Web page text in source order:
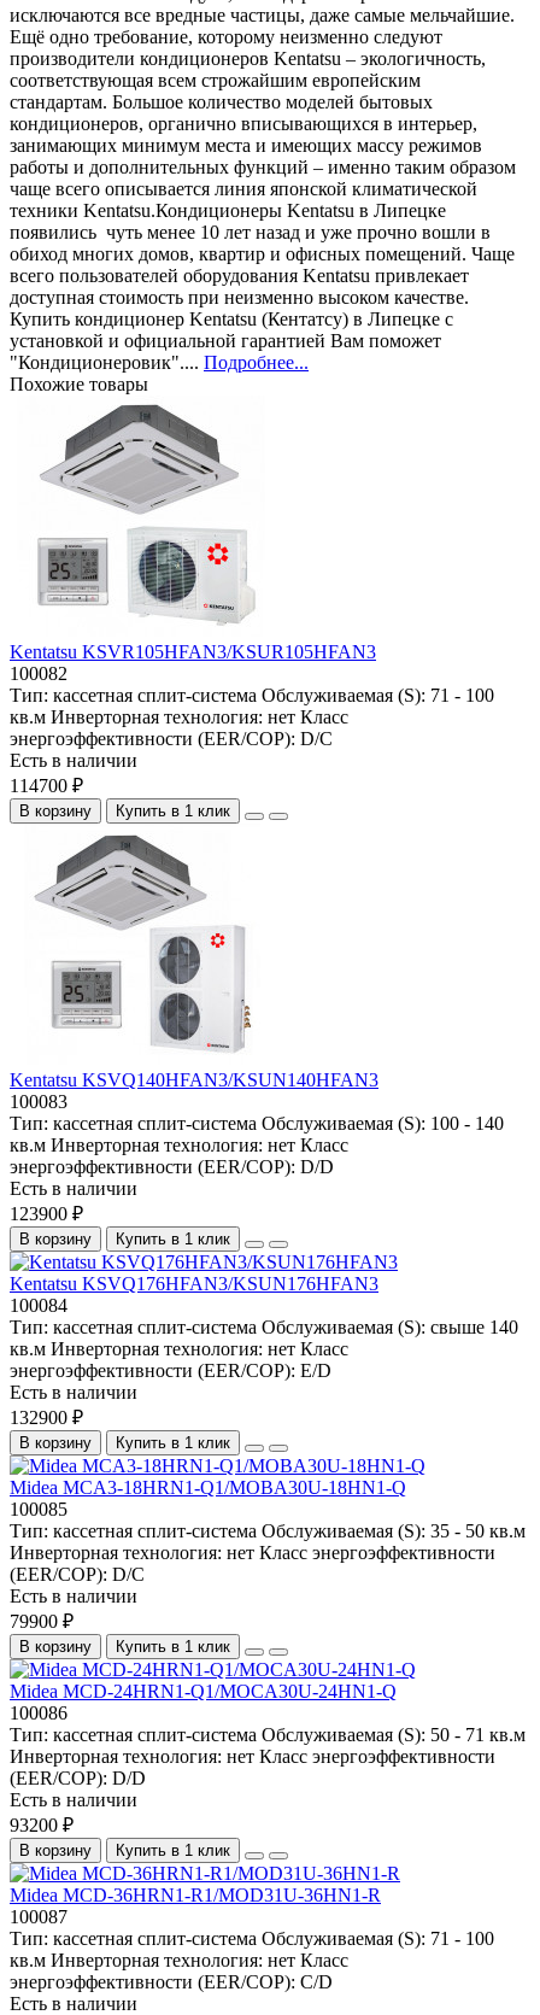
исключаются все вредные частицы, даже самые мельчайшие.
Ещё одно требование, которому неизменно следуют
производители кондиционеров Kentatsu – экологичность,
соответствующая всем строжайшим европейским
стандартам. Большое количество моделей бытовых
кондиционеров, органично вписывающихся в интерьер,
занимающих минимум места и имеющих массу режимов
работы и дополнительных функций – именно таким образом
чаще всего описывается линия японской климатической
техники Kentatsu.Кондиционеры Kentatsu в Липецке
появились чуть менее 10 лет назад и уже прочно вошли в
обиход многих домов, квартир и офисных помещений. Чаще
всего пользователей оборудования Kentatsu привлекает
доступная стоимость при неизменно высоком качестве.
Купить кондиционер Kentatsu (Кентатсу) в Липецке с
установкой и официальной гарантией Вам поможет
"Кондиционеровик".... Подробнее...
Похожие товары
Kentatsu KSVR105HFAN3/KSUR105HFAN3
100082
Тип: кассетная сплит-система Обслуживаемая (S): 71 - 100
кв.м Инверторная технология: нет Класс
энергоэффективности (EER/COP): D/C
Есть в наличии
114700 ₽
В корзину Купить в 1 клик
Kentatsu KSVQ140HFAN3/KSUN140HFAN3
100083
Тип: кассетная сплит-система Обслуживаемая (S): 100 - 140
кв.м Инверторная технология: нет Класс
энергоэффективности (EER/COP): D/D
Есть в наличии
123900 ₽
В корзину Купить в 1 клик
Kentatsu KSVQ176HFAN3/KSUN176HFAN3
100084
Тип: кассетная сплит-система Обслуживаемая (S): свыше 140
кв.м Инверторная технология: нет Класс
энергоэффективности (EER/COP): E/D
Есть в наличии
132900 ₽
В корзину Купить в 1 клик
Midea MCA3-18HRN1-Q1/MOBA30U-18HN1-Q
100085
Тип: кассетная сплит-система Обслуживаемая (S): 35 - 50 кв.м
Инверторная технология: нет Класс энергоэффективности
(EER/COP): D/C
Есть в наличии
79900 ₽
В корзину Купить в 1 клик
Midea MCD-24HRN1-Q1/MOCA30U-24HN1-Q
100086
Тип: кассетная сплит-система Обслуживаемая (S): 50 - 71 кв.м
Инверторная технология: нет Класс энергоэффективности
(EER/COP): D/D
Есть в наличии
93200 ₽
В корзину Купить в 1 клик
Midea MCD-36HRN1-R1/MOD31U-36HN1-R
100087
Тип: кассетная сплит-система Обслуживаемая (S): 71 - 100
кв.м Инверторная технология: нет Класс
энергоэффективности (EER/COP): C/D
Есть в наличии